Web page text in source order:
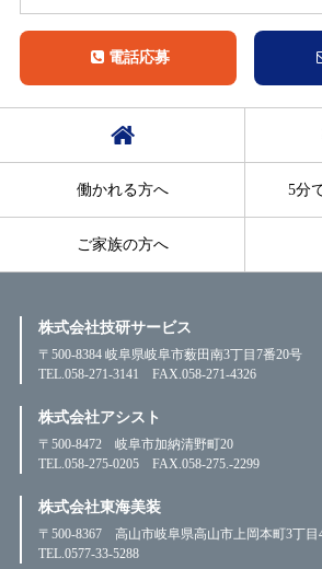
電話応募
働かれる方へ 5分
ご家族の方へ
株式会社技研サービス
〒500-8384 岐阜県岐阜市薮田南3丁目7番20号
TEL.058-271-3141 FAX.058-271-4326
株式会社アシスト
〒500-8472 岐阜市加納清野町20
TEL.058-275-0205 FAX.058-275.-2299
株式会社東海美装
〒500-8367 高山市岐阜県高山市上岡本町3丁目
TEL.0577-33-5288